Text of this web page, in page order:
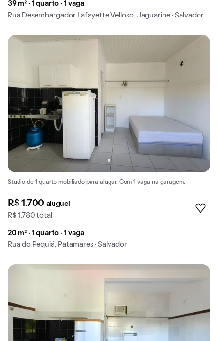
39 m² · 1 quarto · 1 vaga
Rua Desembargador Lafayette Velloso, Jaguaribe · Salvador
Studio de 1 quarto mobiliado para alugar. Com 1 vaga na garagem.
R$ 1.700 aluguel
R$ 1.780 total
20 m² · 1 quarto · 1 vaga
Rua do Pequiá, Patamares · Salvador